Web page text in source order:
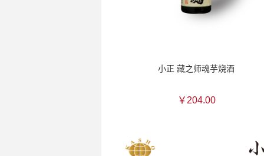
小正 藏之师魂芋烧酒
￥204.00